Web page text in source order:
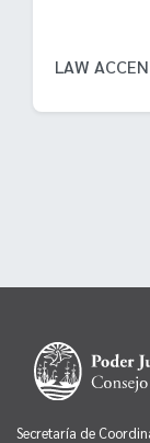
LAW
Secretaría de